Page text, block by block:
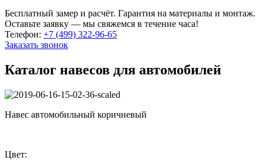
Бесплатный замер и расчёт. Гарантия на материалы и монтаж.
Оставьте заявку — мы свяжемся в течение часа!
Телефон: +7 (499) 322-96-65
Заказать звонок
Каталог навесов для автомобилей
Навес автомобильный коричневый
Цвет: